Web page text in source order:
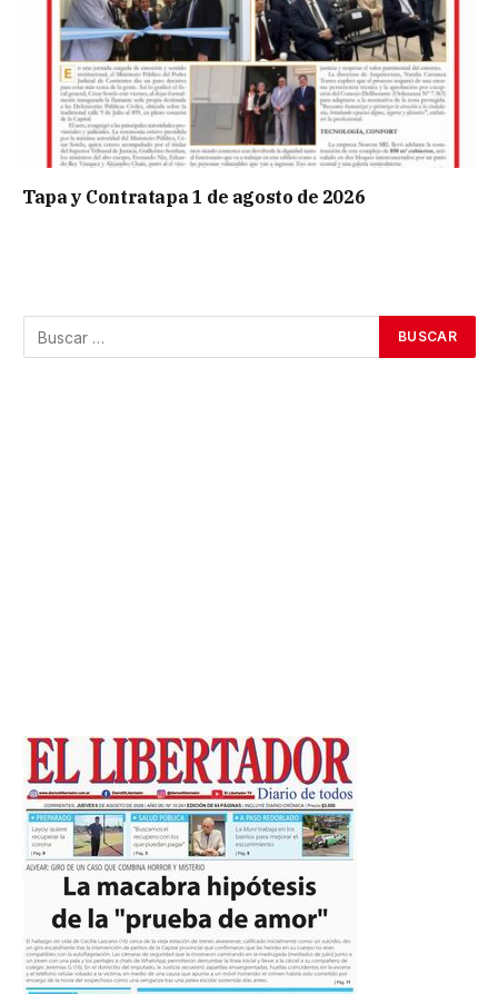
Tapa y Contratapa 1 de agosto de 2026